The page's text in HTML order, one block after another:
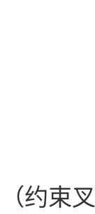
约束